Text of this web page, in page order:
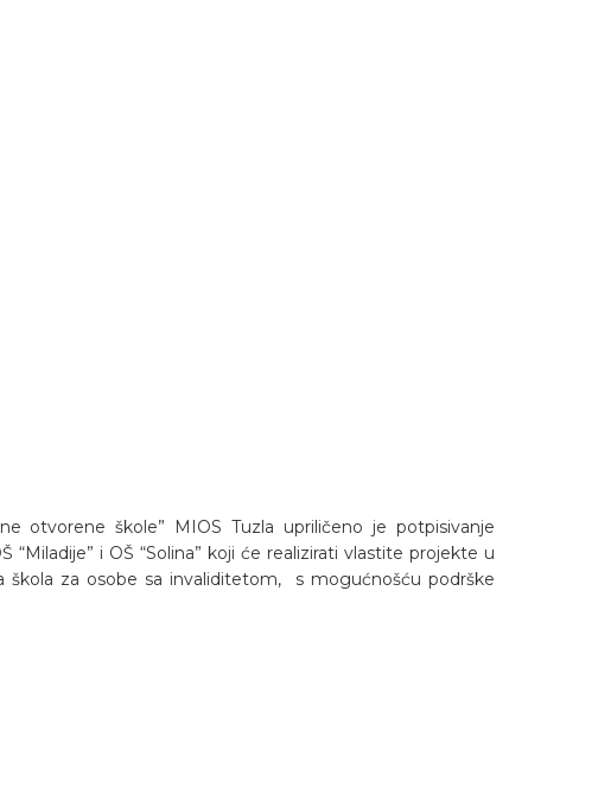
otvorene škole” MIOS Tuzla upriličeno je potpisivanje
“Miladije” i OŠ “Solina” koji će realizirati vlastite projekte u
škola za osobe sa invaliditetom, s mogućnošću podrške